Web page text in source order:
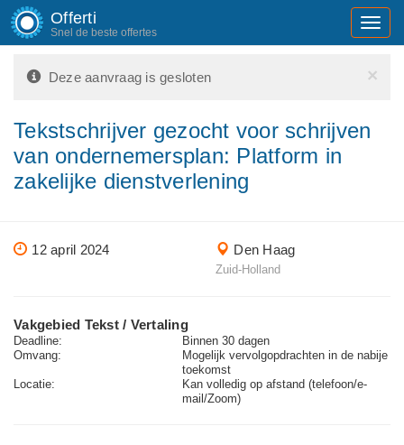
Offerti
Snel de beste offertes
×
Deze aanvraag is gesloten
Tekstschrijver gezocht voor schrijven
van ondernemersplan: Platform in
zakelijke dienstverlening
12 april 2024 Den Haag
Zuid-Holland
Vakgebied Tekst / Vertaling
Deadline:
Binnen 30 dagen
Omvang:
Mogelijk vervolgopdrachten in de nabije
toekomst
Locatie:
Kan volledig op afstand (telefoon/e-
mail/Zoom)